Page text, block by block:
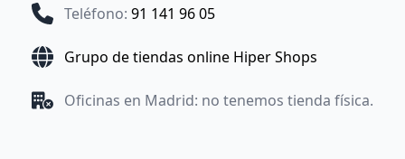
Teléfono: 91 141 96 05
Grupo de tiendas online Hiper Shops
Oficinas en Madrid: no tenemos tienda física.